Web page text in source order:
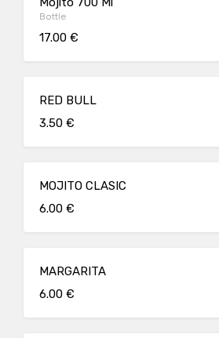
Bottle
17.00 €
RED BULL
3.50 €
MOJITO CLASIC
6.00 €
MARGARITA
6.00 €